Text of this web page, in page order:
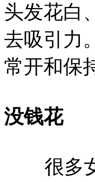
头发花白
去吸引力
常开和保
没钱花
很多女